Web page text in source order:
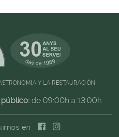
Y LA RESTAURACIÓN
de 09:00h a 13:00h
en